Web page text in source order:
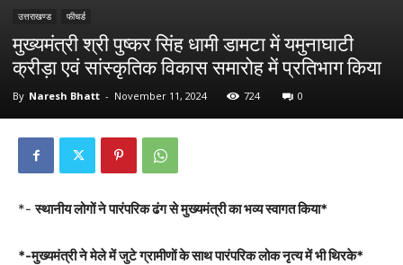
उत्तराखण्ड फीचर्ड
मुख्यमंत्री श्री पुष्कर सिंह धामी डामटा में यमुनाघाटी
क्रीड़ा एवं सांस्कृतिक विकास समारोह में प्रतिभाग किया
By Naresh Bhatt - November 11, 2024 724 0
*-स्थानीय लोगों ने पारंपरिक ढंग से मुख्यमंत्री का भव्य स्वागत किया*
*-मुख्यमंत्री ने मेले में जुटे ग्रामीणों के साथ पारंपरिक लोक नृत्य में भी थिरके*